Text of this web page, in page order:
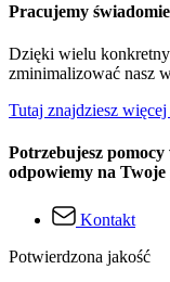
Pracujemy
Dzięki wielu
zminimalizować nasz
Tutaj znajdziesz
Potrzebujesz
odpowiemy na
Kontakt
Potwierdzona jakość